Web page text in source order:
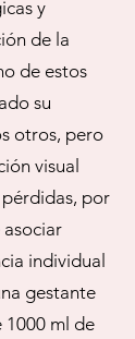
y
de la
de estos
su
otros, pero
visual
por
asociar
individual
gestante
1000 ml de